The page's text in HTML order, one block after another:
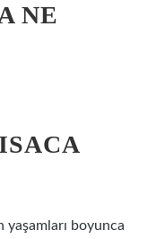
NE
yaşamları boyunca